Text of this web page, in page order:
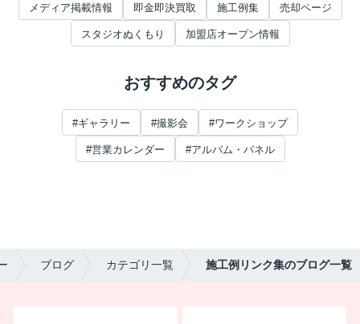
メディア掲載情報 即金即決買取 施工例集 売却ページ
スタジオぬくもり 加盟店オープン情報
おすすめのタグ
#ギャラリー #撮影会 #ワークショップ
#営業カレンダー #アルバム・パネル
ブログ カテゴリ一覧 施工例リンク集のブログ一覧